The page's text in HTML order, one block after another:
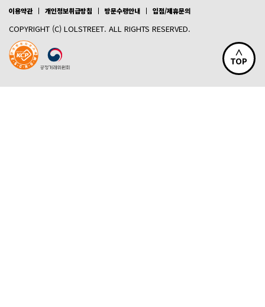
이용약관 개인정보취급방침 방문수령안내 입점/제휴문의
COPYRIGHT (C) LOLSTREET. ALL RIGHTS RESERVED.
∧
TOP